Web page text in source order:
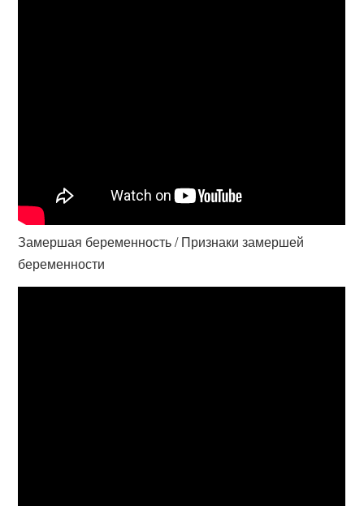
Замершая беременность / Признаки замершей
беременности